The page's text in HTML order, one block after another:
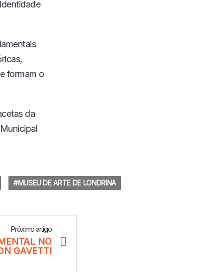
formam o
da
MUSEU DE ARTE DE LONDRINA
Próximo artigo
NO
GAVETTI